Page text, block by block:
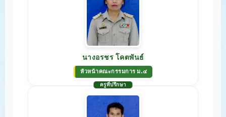
นางอรชร โคตพันธ์
หัวหน้าคณะกรรมการ ม.๔
ครูที่ปรึกษา